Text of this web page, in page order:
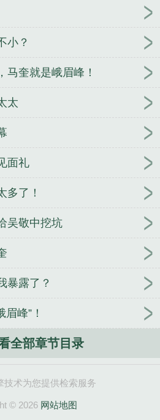
小？
马奎就是峨眉峰！
太
面礼
多了！
吴敬中挖坑
暴露了？
峰”！
全部章节目录
技术为您提供检索服务
© 2026 网站地图